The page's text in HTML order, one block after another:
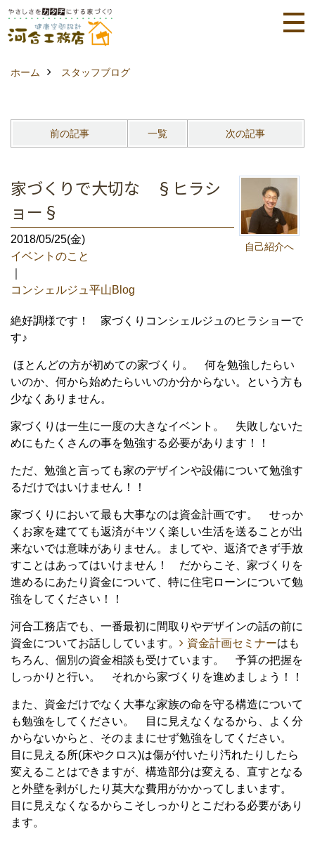
ホーム スタッフブログ
前の記事 一覧 次の記事
自己紹介へ
家づくりで大切な §ヒラシ
ョー§
2018/05/25(金)
イベントのこと
コンシェルジュ平山Blog
絶好調様です！ 家づくりコンシェルジュのヒラショーで
す♪
ほとんどの方が初めての家づくり。 何を勉強したらい
いのか、何から始めたらいいのか分からない。という方も
少なくありません。
家づくりは一生に一度の大きなイベント。 失敗しないた
めにもたくさんの事を勉強する必要があります！！
ただ、勉強と言っても家のデザインや設備について勉強す
るだけではいけません！！
家づくりにおいて最も大事なのは資金計画です。 せっか
くお家を建てても返済がキツく楽しい生活を送ることが出
来ないでは意味がありません。ましてや、返済できず手放
すことはあってはいけません！ だからこそ、家づくりを
進めるにあたり資金について、特に住宅ローンについて勉
強をしてください！！
河合工務店でも、一番最初に間取りやデザインの話の前に
資金についてお話ししています。
資金計画セミナーはも
ちろん、個別の資金相談も受けています。 予算の把握を
しっかりと行い。 それから家づくりを進めましょう！！
また、資金だけでなく大事な家族の命を守る構造について
も勉強をしてください。 目に見えなくなるから、よく分
からないからと、そのままにせず勉強をしてください。
目に見える所(床やクロス)は傷が付いたり汚れたりしたら
変えることはできますが、構造部分は変える、直すとなる
と外壁を剥がしたり莫大な費用がかかってしまいます。
目に見えなくなるからこそしっかりとこだわる必要があり
ます。